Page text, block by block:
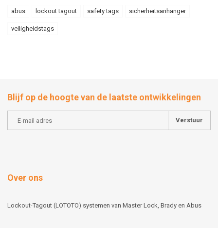
abus lockout tagout safety tags sicherheitsanhänger
veiligheidstags
Blijf op de hoogte van de laatste ontwikkelingen
Verstuur
Over ons
Lockout-Tagout (LOTOTO) systemen van Master Lock, Brady en Abus